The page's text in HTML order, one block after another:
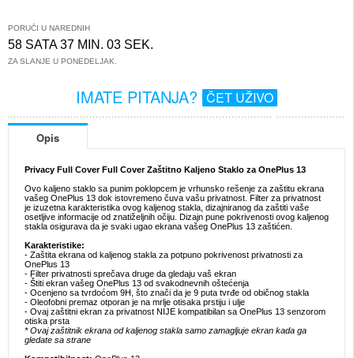
PORUČI U NAREDNIH
58 SATA 37 MIN. 03 SEK.
ZA SLANJE U PONEDELJAK.
IMATE PITANJA? ČET UŽIVO
Opis
Privacy Full Cover Full Cover Zaštitno Kaljeno Staklo za OnePlus 13
Ovo kaljeno staklo sa punim poklopcem je vrhunsko rešenje za zaštitu ekrana
vašeg OnePlus 13 dok istovremeno čuva vašu privatnost. Filter za privatnost
je izuzetna karakteristika ovog kaljenog stakla, dizajniranog da zaštiti vaše
osetljive informacije od znatiželjnih očiju. Dizajn pune pokrivenosti ovog kaljenog
stakla osigurava da je svaki ugao ekrana vašeg OnePlus 13 zaštićen.
Karakteristike:
- Zaštita ekrana od kaljenog stakla za potpuno pokrivenost privatnosti za
OnePlus 13
- Filter privatnosti sprečava druge da gledaju vaš ekran
- Štiti ekran vašeg OnePlus 13 od svakodnevnih oštećenja
- Ocenjeno sa tvrdoćom 9H, što znači da je 9 puta tvrđe od običnog stakla
- Oleofobni premaz otporan je na mrlje otisaka prstiju i ulje
- Ovaj zaštitni ekran za privatnost NIJE kompatibilan sa OnePlus 13 senzorom
otiska prsta
* Ovaj zaštitnik ekrana od kaljenog stakla samo zamagljuje ekran kada ga
gledate sa strane